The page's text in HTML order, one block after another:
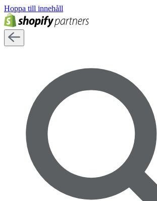
Hoppa till innehåll